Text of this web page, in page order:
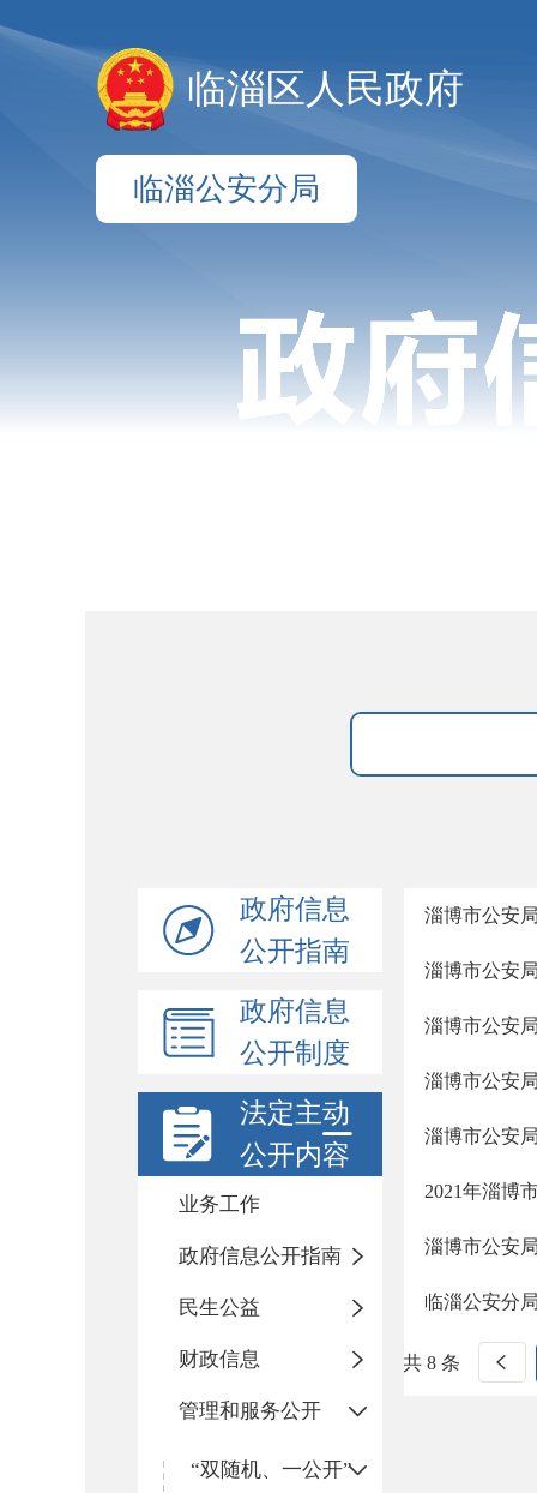
临淄区人民政府
临淄公安分局
政府信息
公开指南
政府信息
公开制度
法定主动
公开内容
业务工作
政府信息公开指南
民生公益
财政信息
管理和服务公开
“双随机、一公开”
淄博市公安
淄博市公安
淄博市公安
淄博市公安
淄博市公安
2021年淄博
淄博市公安
临淄公安分
共 8 条